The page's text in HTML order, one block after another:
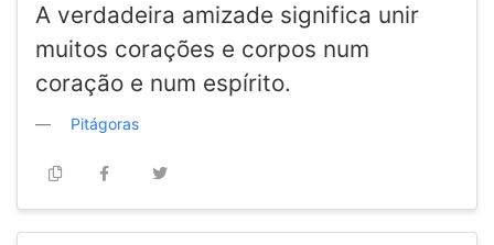
A verdadeira amizade significa unir
muitos corações e corpos num
coração e num espírito.
Pitágoras